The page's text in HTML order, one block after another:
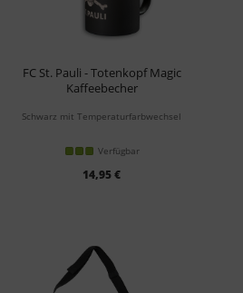
FC St. Pauli - Totenkopf Magic
Kaffeebecher
Schwarz mit Temperaturfarbwechsel
Verfügbar
14,95 €